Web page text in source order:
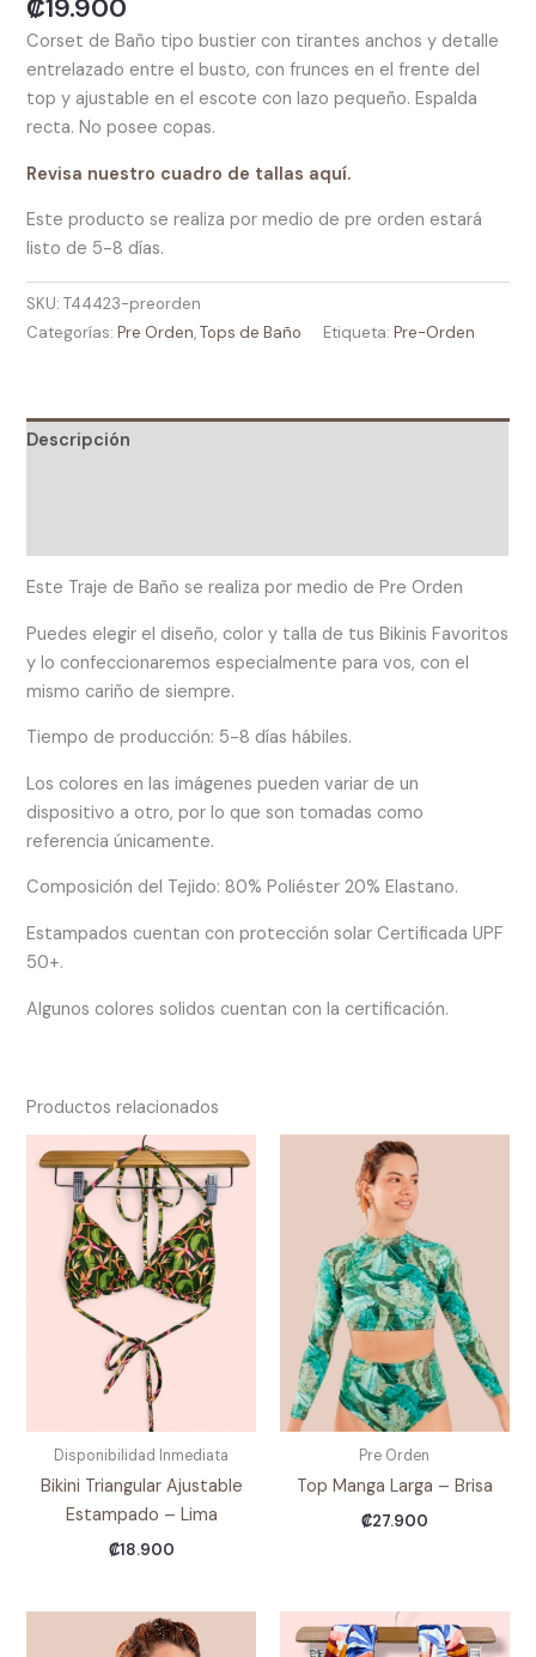
₡19.900
Corset de Baño tipo bustier con tirantes anchos y detalle
entrelazado entre el busto, con frunces en el frente del
top y ajustable en el escote con lazo pequeño. Espalda
recta. No posee copas.
Revisa nuestro cuadro de tallas aquí.
Este producto se realiza por medio de pre orden estará
listo de 5-8 días.
SKU:T44423-preorden
Categorías:Pre Orden,Tops de Baño Etiqueta:Pre-Orden
Descripción
Este Traje de Baño se realiza por medio de Pre Orden
Puedes elegir el diseño, color y talla de tus Bikinis Favoritos
y lo confeccionaremos especialmente para vos, con el
mismo cariño de siempre.
Tiempo de producción: 5-8 días hábiles.
Los colores en las imágenes pueden variar de un
dispositivo a otro, por lo que son tomadas como
referencia únicamente.
Composición del Tejido: 80% Poliéster 20% Elastano.
Estampados cuentan con protección solar Certificada UPF
50+.
Algunos colores solidos cuentan con la certificación.
Productos relacionados
Disponibilidad Inmediata
Bikini Triangular Ajustable
Estampado – Lima
₡18.900
Pre Orden
Top Manga Larga – Brisa
₡27.900